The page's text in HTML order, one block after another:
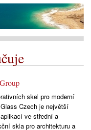
skel pro moderní
Czech je největší
ve střední a
skla pro architekturu a